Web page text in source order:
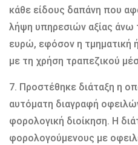
κάθε είδους δαπάνη που
λήψη υπηρεσιών αξίας
ευρώ, εφόσον η τμηματική
με τη χρήση τραπεζικού
7. Προστέθηκε διάταξη η
αυτόματη διαγραφή
φορολογική διοίκηση. Η
φορολογούμενους με